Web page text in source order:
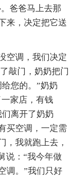
爸爸马上去那
来，决定把它送
调，我们决定
敲门，奶奶把门
您的。”奶奶
家店，有钱
离开了奶奶
买空调，一定需
，我就跑上去，
说：“我今年做
调。”我们只好